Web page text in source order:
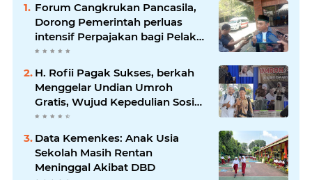
Forum Cangkrukan Pancasila,
Dorong Pemerintah perluas
intensif Perpajakan bagi Pelaku
Usaha UMKM.
H. Rofii Pagak Sukses, berkah
Menggelar Undian Umroh
Gratis, Wujud Kepedulian Sosial
berbagi.
Data Kemenkes: Anak Usia
Sekolah Masih Rentan
Meninggal Akibat DBD